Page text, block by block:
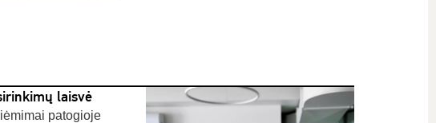
laisvė
patogioje